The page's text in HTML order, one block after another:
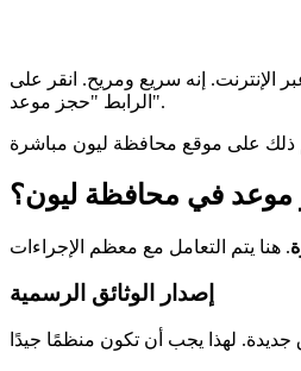
الإنترنت. إنه سريع ومريح. انقر على
الرابط "حجز موعد".
موعد في محافظة ليون؟
إصدار الوثائق الرسمية